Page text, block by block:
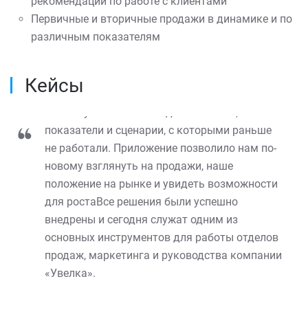
Первичные и вторичные продажи в динамике и по
различным показателям
Кейсы
питания
показатели и сценарии, с которыми раньше
не работали. Приложение позволило нам по-
новому взглянуть на продажи, наше
положение на рынке и увидеть возможности
для ростаВсе решения были успешно
внедрены и сегодня служат одним из
основных инструментов для работы отделов
продаж, маркетинга и руководства компании
«Увелка».